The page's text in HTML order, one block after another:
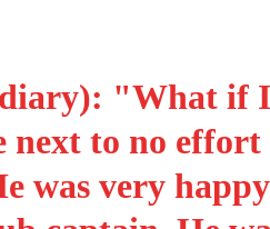
"What if
next to no effort
was very